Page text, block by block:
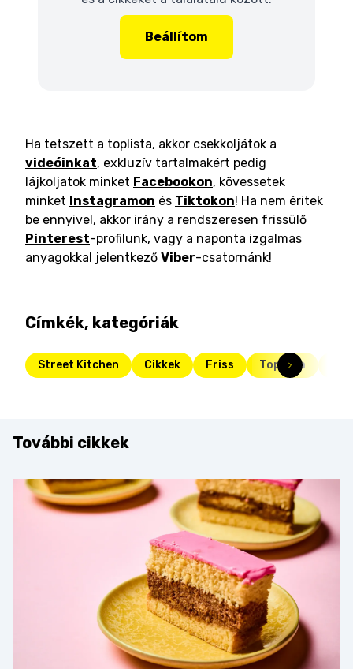
Beállítom
Ha tetszett a toplista, akkor csekkoljátok a
videóinkat, exkluzív tartalmakért pedig
lájkoljatok minket Facebookon, kövessetek
minket Instagramon és Tiktokon! Ha nem éritek
be ennyivel, akkor irány a rendszeresen frissülő
Pinterest-profilunk, vagy a naponta izgalmas
anyagokkal jelentkező Viber-csatornánk!
Címkék, kategóriák
Street Kitchen Cikkek Friss Toplista
További cikkek